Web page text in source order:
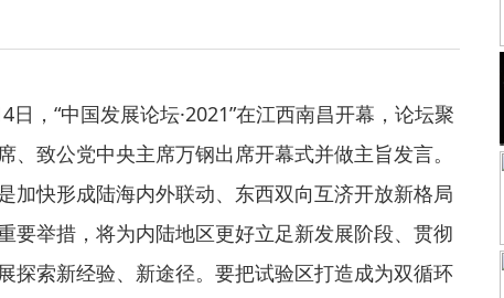
，“中国发展论坛·2021”在江西南昌开幕，论坛聚
致公党中央主席万钢出席开幕式并做主旨发言。
加快形成陆海内外联动、东西双向互济开放新格局
要举措，将为内陆地区更好立足新发展阶段、贯彻
探索新经验、新途径。要把试验区打造成为双循环